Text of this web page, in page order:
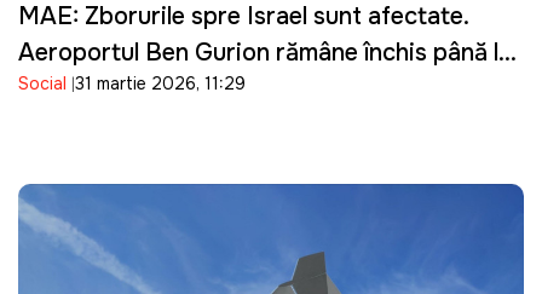
MAE: Zborurile spre Israel sunt afectate.
Aeroportul Ben Gurion rămâne închis până la
16 aprilie
Social 31 martie 2026, 11:29